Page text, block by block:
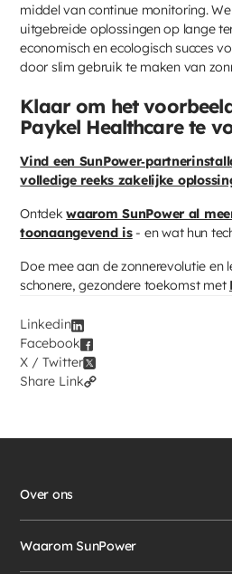
middel van continue monitoring.
uitgebreide oplossingen op lange
economisch en ecologisch succes
door slim gebruik te maken van
Klaar om het
Paykel Healthcare te
Vind een
volledige reeks zakelijke
Ontdekwaarom SunPower al
toonaangevend is- en wat hun
Doe mee aan de zonnerevolutie en
schonere, gezondere toekomst met
Linkedin
Facebook
X / Twitter
Share Link
Over ons
Waarom SunPower